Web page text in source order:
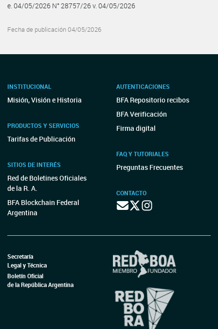
e. 04/05/2026 N° 28757/26 v. 04/05/2026
Fecha de publicación 04/05/2026
INSTITUCIONAL
Misión, Visión e Historia
PRODUCTOS Y SERVICIOS
Tarifas de Publicación
SITIOS DE INTERÉS
Red de Boletines Oficiales
de la R. A.
BFA Blockchain Federal
Argentina
AUTENTICACIONES
BFA Repositorio recibos
BFA Verificación
Firma digital
FAQ Y TUTORIALES
Preguntas Frecuentes
CONTACTO
Secretaría
Legal y Técnica
Boletín Oficial
de la República Argentina